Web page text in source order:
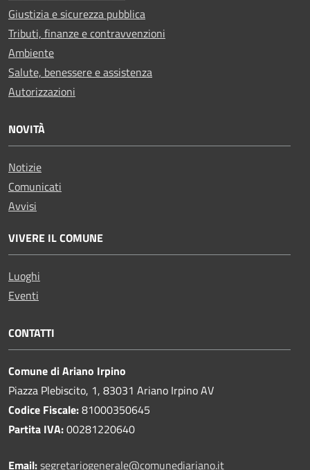
Giustizia e sicurezza pubblica
Tributi, finanze e contravvenzioni
Ambiente
Salute, benessere e assistenza
Autorizzazioni
NOVITÀ
Notizie
Comunicati
Avvisi
VIVERE IL COMUNE
Luoghi
Eventi
CONTATTI
Comune di Ariano Irpino
Piazza Plebiscito, 1, 83031 Ariano Irpino AV
Codice Fiscale:81000350645
Partita IVA:00281220640
Email:segretariogenerale@comunediariano.it